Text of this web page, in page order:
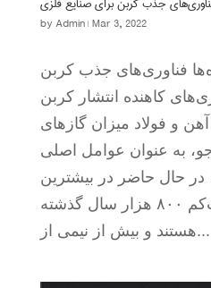
by Admin|Mar 3, 2022
فناوری‌های جذب کربن
کاهنده انتشار کربن
و فولاد میزان گازهای
به عنوان عوامل اصلی
در حال حاضر در بیشترین
مقدار خود در دست‌کم ۸۰۰ هزار سال گذشته
هستند و بیش از نیمی از...